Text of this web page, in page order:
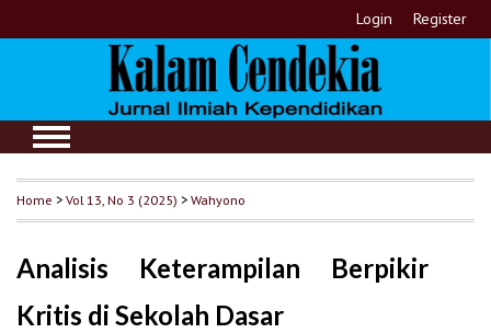
Login Register
Home >Vol 13, No 3 (2025) >Wahyono
Analisis Keterampilan Berpikir
Kritis di Sekolah Dasar